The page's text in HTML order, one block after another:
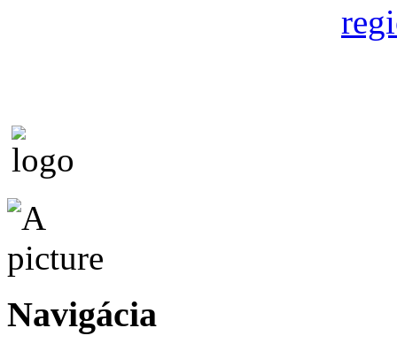
Navigácia